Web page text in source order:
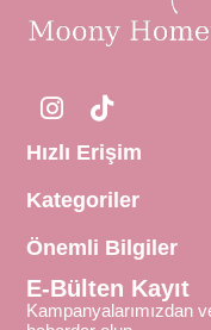
Hızlı Erişim
Kategoriler
Önemli Bilgiler
E-Bülten Kayıt
Kampanyalarımızdan